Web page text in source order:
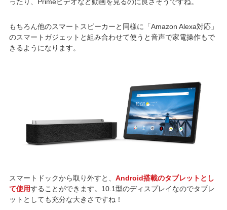
ったり、Primeビデオなど動画を見るのに良さそうですね。
もちろん他のスマートスピーカーと同様に「Amazon Alexa対応」
のスマートガジェットと組み合わせて使うと音声で家電操作もで
きるようになります。
スマートドックから取り外すと、 Android搭載のタブレットとし
て使用することができます。10.1型のディスプレイなのでタブレ
ットとしても充分な大きさですね！